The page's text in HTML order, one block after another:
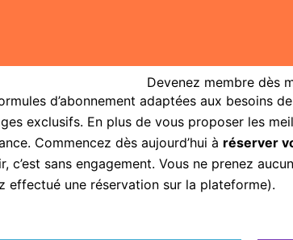
Devenez membre dès
d’abonnement adaptées aux besoins
exclusifs. En plus de vous proposer les
Commencez dès aujourd’hui à réserver
c’est sans engagement. Vous ne prenez
effectué une réservation sur la plateforme).